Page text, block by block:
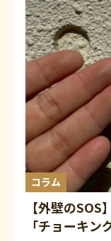
コラム
【外壁の
「チョーキ